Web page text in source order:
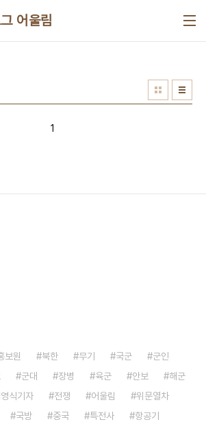
어울림
1
보원 북한 무기 국군
군인
군대 장병 육군 안보
해군
식기자 전쟁 어울림
위문열차
국방 중국 특전사
항공기